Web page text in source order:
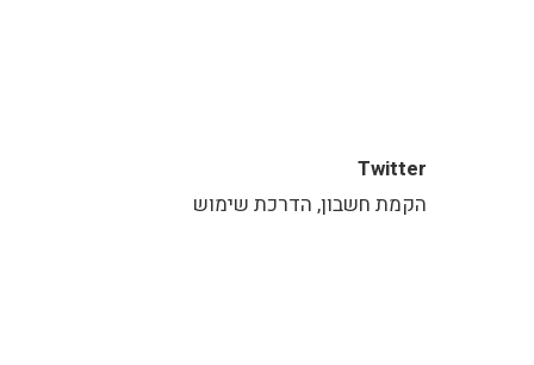
Twitter
הקמת חשבון, הדרכת שימוש